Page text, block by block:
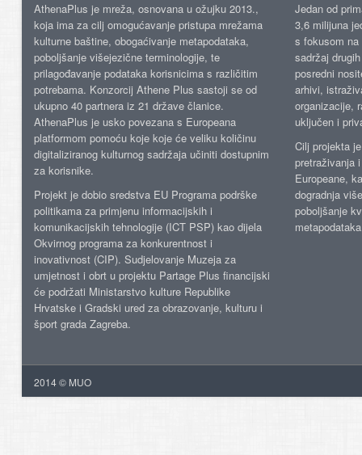
AthenaPlus je mreža, osnovana u ožujku 2013.,
koja ima za cilj omogućavanje pristupa mrežama
kulturne baštine, obogaćivanje metapodataka,
poboljšanje višejezične terminologije, te
prilagođavanje podataka korisnicima s različitim
potrebama. Konzorcij Athene Plus sastoji se od
ukupno 40 partnera iz 21 države članice.
AthenaPlus je usko povezana s Europeana
platformom pomoću koje koje će veliku količinu
digitaliziranog kulturnog sadržaja učiniti dostupnim
za korisnike.
Projekt je dobio sredstva EU Programa podrške
politikama za primjenu informacijskih i
komunikacijskih tehnologije (ICT PSP) kao dijela
Okvirnog programa za konkurentnost i
inovativnost (CIP). Sudjelovanje Muzeja za
umjetnost i obrt u projektu Partage Plus financijski
će podržati Ministarstvo kulture Republike
Hrvatske i Gradski ured za obrazovanje, kulturu i
šport grada Zagreba.
Jedan od
3,6 milijuna
s fokusom
sadržaj
posredni
arhivi,
organizacije,
uključen i
Cilj projekta
pretraživanja
Europeane,
dogradnja
poboljšanje
2014 © MUO